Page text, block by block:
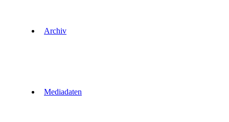
Archiv
Mediadaten